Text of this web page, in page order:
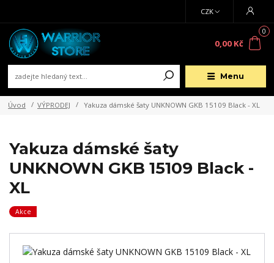
Menu
CZK
0
0,00 Kč
Úvod VÝPRODEJ Yakuza dámské šaty UNKNOWN GKB 15109 Black - XL
Yakuza dámské šaty
UNKNOWN GKB 15109 Black -
XL
Akce